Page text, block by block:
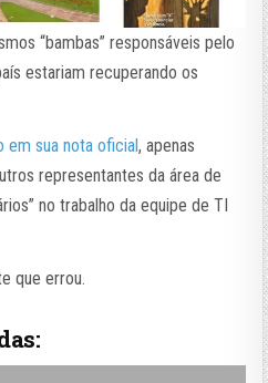
“bambas” responsáveis pelo
estariam recuperando os
em sua nota oficial, apenas
representantes da área de
no trabalho da equipe de TI
que errou.